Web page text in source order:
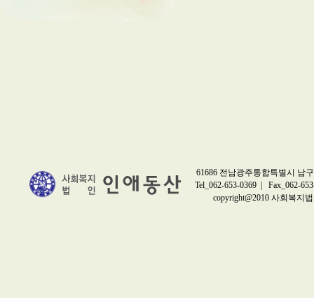
61686 전남광주통합특별시 남
Tel_062-653-0369 | Fax_062-
copyright@2010 사회복지